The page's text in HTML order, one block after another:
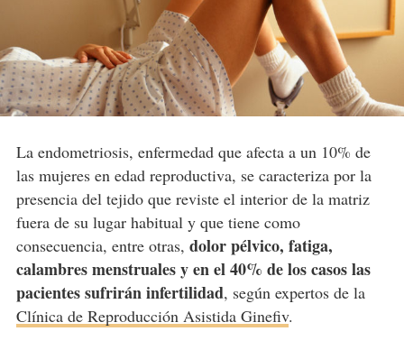
La endometriosis, enfermedad que afecta a un 10% de
las mujeres en edad reproductiva, se caracteriza por la
presencia del tejido que reviste el interior de la matriz
fuera de su lugar habitual y que tiene como
consecuencia, entre otras, dolor pélvico, fatiga,
calambres menstruales y en el 40% de los casos las
pacientes sufrirán infertilidad, según expertos de la
Clínica de Reproducción Asistida Ginefiv.